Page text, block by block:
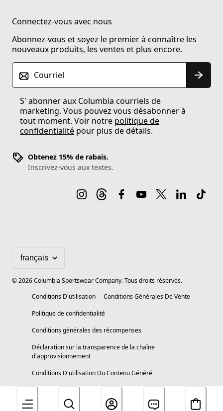
Connectez-vous avec nous
Abonnez-vous et soyez le premier à connaître les
nouveaux produits, les ventes et plus encore.
Courriel
S′ abonner aux Columbia courriels de
marketing. Vous pouvez vous désabonner à
tout moment. Voir notre politique de
confidentialité pour plus de détails.
Obtenez 15% de rabais.
Inscrivez-vous aux textes.
©2026Columbia Sportswear Company. Tous droits réservés.
Conditions D'utilisation
Conditions Générales De Vente
Politique de confidentialité
Conditions générales des récompenses
Déclaration sur la transparence de la chaîne
d'approvisionnement
Conditions D'utilisation Du Contenu Généré